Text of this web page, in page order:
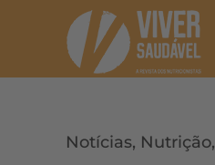
Notícias, Nutrição,